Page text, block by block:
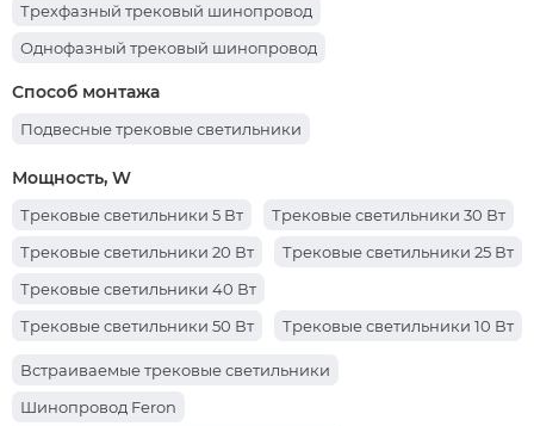
Трехфазный трековый шинопровод
Однофазный трековый шинопровод
Трековый шинопровод 3 м
Трехфазные трековые светильники
Способ монтажа
Подвесные трековые светильники
Мощность, W
Трековые светильники 5 Вт
Трековые светильники 30 Вт
Трековые светильники 20 Вт
Трековые светильники 25 Вт
Трековые светильники 40 Вт
Трековые светильники 50 Вт
Трековые светильники 10 Вт
Трековые светильники 18 Вт
Трековые светильники 12 Вт
Встраиваемые трековые светильники
Шинопровод Feron